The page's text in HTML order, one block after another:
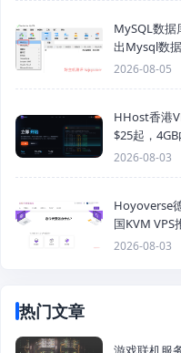
MySQL数
出Mysql数
2026-08-05
HHost香港
$25起，
2026-08-03
Hoyoverse
国KVM VPS
2026-08-03
热门文章